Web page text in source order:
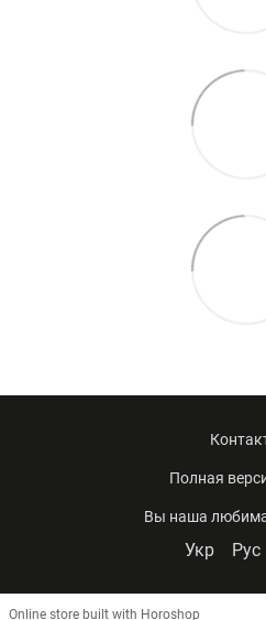
Полная
Вы наша
Укр Рус
Online store built with Horoshop